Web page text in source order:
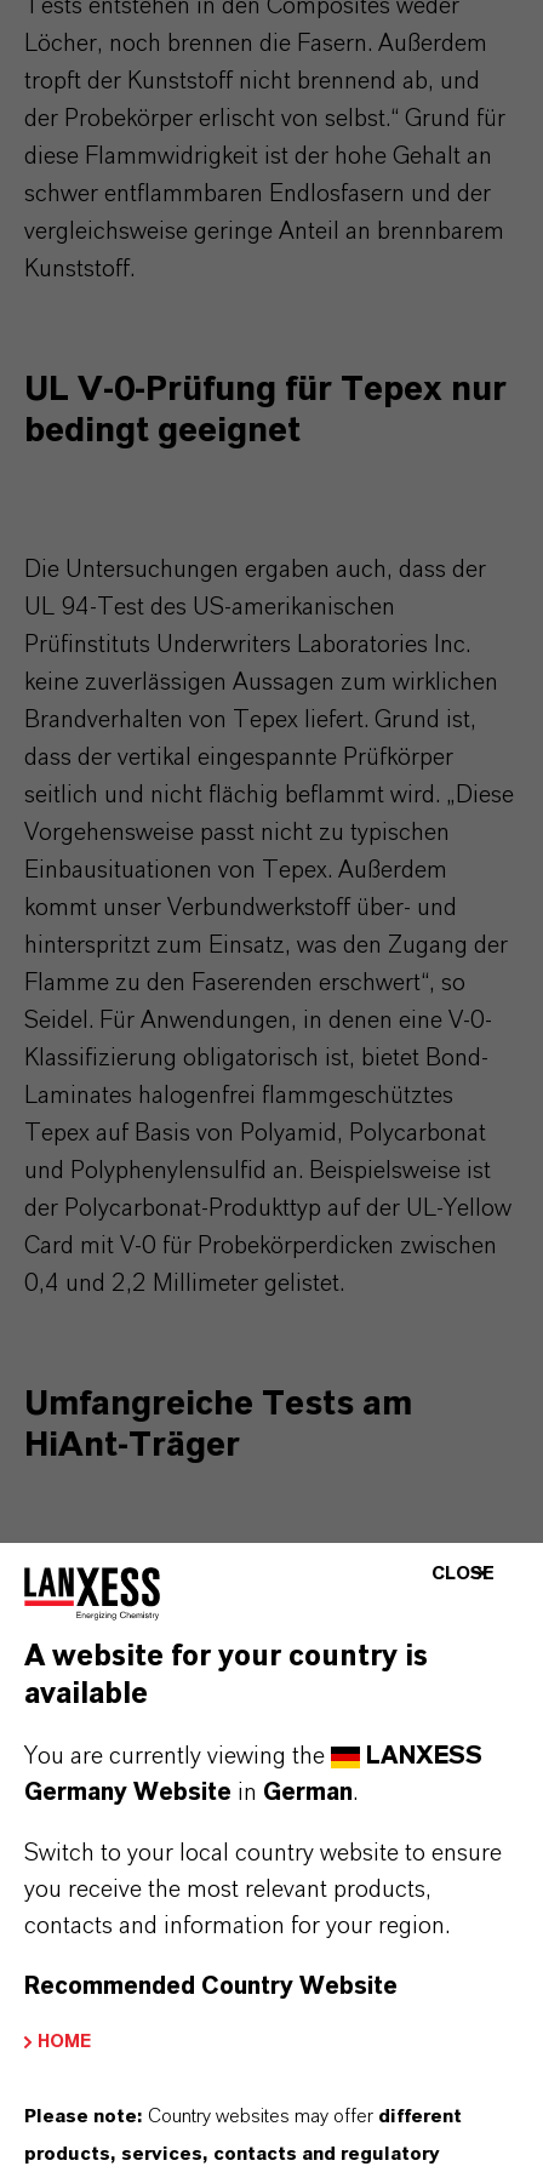
Tests entstehen in den Composites weder
Löcher, noch brennen die Fasern. Außerdem
tropft der Kunststoff nicht brennend ab, und
der Probekörper erlischt von selbst.“ Grund für
diese Flammwidrigkeit ist der hohe Gehalt an
schwer entflammbaren Endlosfasern und der
vergleichsweise geringe Anteil an brennbarem
Kunststoff.
UL V-0-Prüfung für Tepex nur
bedingt geeignet
Die Untersuchungen ergaben auch, dass der
UL 94-Test des US-amerikanischen
Prüfinstituts Underwriters Laboratories Inc.
keine zuverlässigen Aussagen zum wirklichen
Brandverhalten von Tepex liefert. Grund ist,
dass der vertikal eingespannte Prüfkörper
seitlich und nicht flächig beflammt wird. „Diese
Vorgehensweise passt nicht zu typischen
Einbausituationen von Tepex. Außerdem
kommt unser Verbundwerkstoff über- und
hinterspritzt zum Einsatz, was den Zugang der
Flamme zu den Faserenden erschwert“, so
Seidel. Für Anwendungen, in denen eine V-0-
Klassifizierung obligatorisch ist, bietet Bond-
Laminates halogenfrei flammgeschütztes
Tepex auf Basis von Polyamid, Polycarbonat
und Polyphenylensulfid an. Beispielsweise ist
der Polycarbonat-Produkttyp auf der UL-Yellow
Card mit V-0 für Probekörperdicken zwischen
0,4 und 2,2 Millimeter gelistet.
Umfangreiche Tests am
HiAnt-Träger
Wegen der großen Anwendungschancen von
Tepex im Antriebsstrang von
Elektrofahrzeugen hat Bond-Laminates mit
einem eigenen Testaufbau umfangreich das
Basis von Polyamid 6 untersucht. Zum Einsatz
kam dabei ein sogenannter HiAnt-Träger.
Dabei handelt es sich um ein U-förmiges Profil
aus Tepex, das innen mit kreuzweise
angelegten Rippen aus verschiedenen
Flammschutzpaket verstärkt ist. Dieser
praxisnahe Prüfkörper wird an sechs Positionen
Minuten beflammt – so etwa an den Polyamid-
Rippen oder nicht überspritzten Bereichen.
CLOSE
A website for your country is
available
You are currently viewing the
LANXESS
Germany Website in German.
Switch to your local country website to ensure
you receive the most relevant products,
contacts and information for your region.
Recommended Country Website
HOME
Please note: Country websites may offer different
products, services, contacts and regulatory